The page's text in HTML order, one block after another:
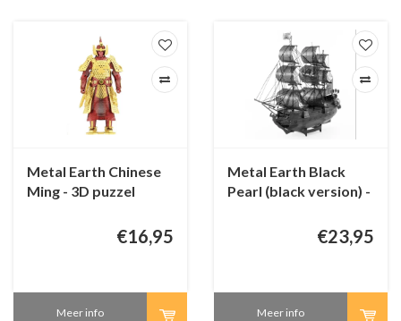
Metal Earth Chinese
Ming - 3D puzzel
€16,95
Meer info
Metal Earth Black
Pearl (black version) -
€23,95
Meer info